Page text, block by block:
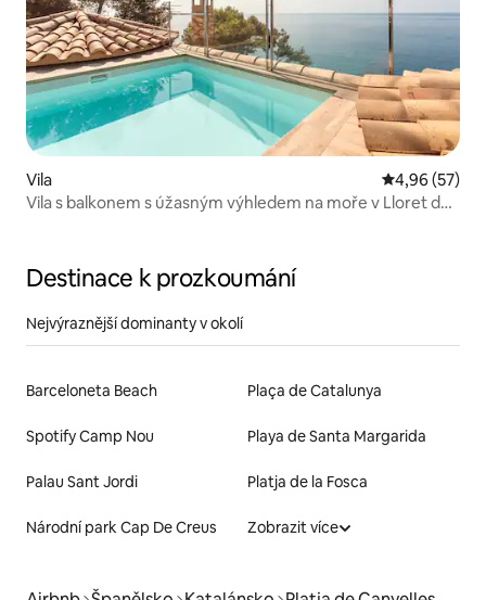
Vila Průměrné
4,96 (57)
Vila s balkonem s úžasným výhledem na moře v Lloret de
Destinace k prozkoumání
Nejvýraznější dominanty v okolí
Barceloneta Beach Plaça de Catalunya
Spotify Camp Nou Playa de Santa Margarida
Palau Sant Jordi Platja de la Fosca
Národní park Cap De Creus Zobrazit více